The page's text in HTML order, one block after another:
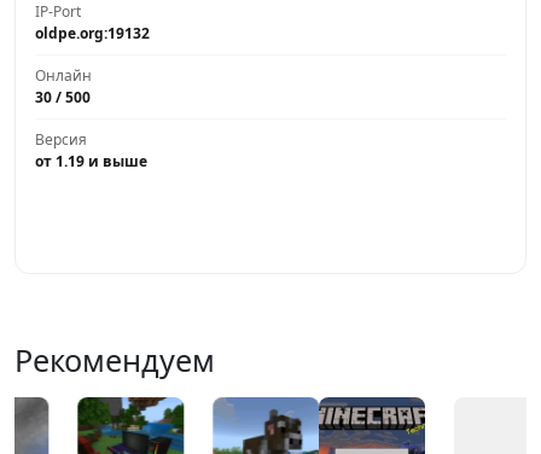
IP-Port
oldpe.org:19132
Онлайн
30 / 500
Версия
от 1.19 и выше
Рекомендуем